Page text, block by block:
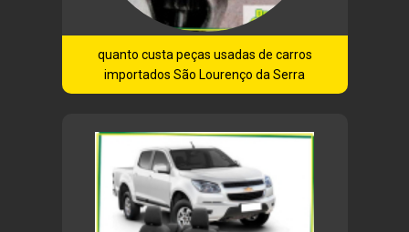
quanto custa peças usadas de carros
importados São Lourenço da Serra